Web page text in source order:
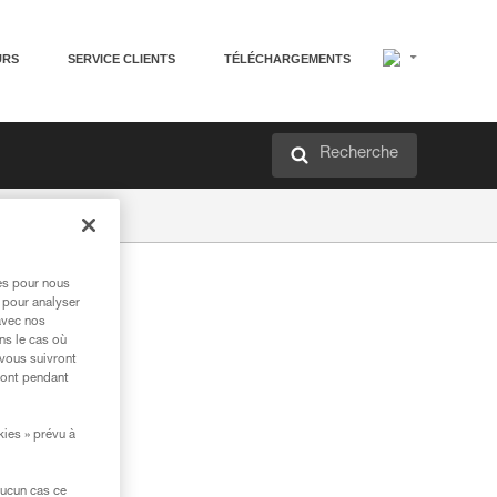
SERVICE CLIENTS TÉLÉCHARGEMENTS
Recherche
pour nous
analyser
nos
le cas où
suivront
pendant
» prévu à
cas ce